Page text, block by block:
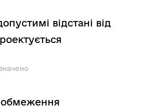
відстані від
обмеження